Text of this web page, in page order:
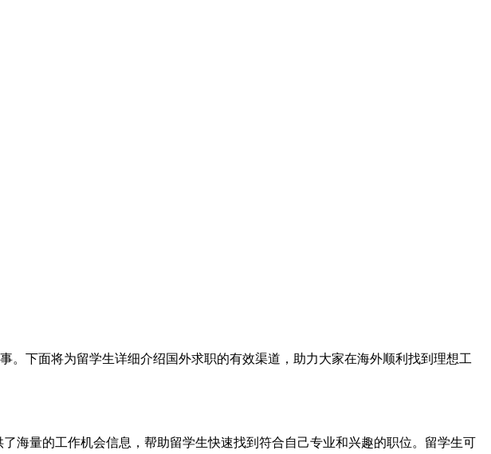
下面将为留学生详细介绍国外求职的有效渠道，助力大家在海外顺利找到理想工
海量的工作机会信息，帮助留学生快速找到符合自己专业和兴趣的职位。留学生可